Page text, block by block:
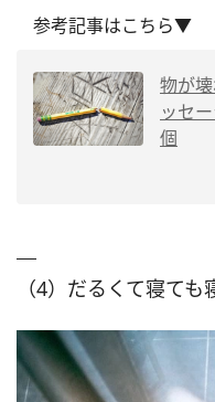
参考記事はこちら▼
物が
ッセ
個
（4）だるくて寝ても